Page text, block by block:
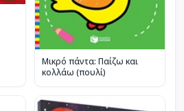
Μικρό πάντα: Παίζω και
κολλάω (πουλί)